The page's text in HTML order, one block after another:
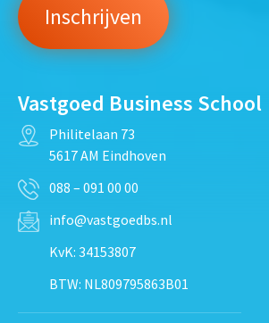
Vastgoed Business School
Philitelaan 73
5617 AM Eindhoven
088 – 091 00 00
info@vastgoedbs.nl
KvK: 34153807
BTW: NL809795863B01